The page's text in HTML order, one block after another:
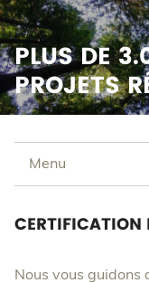
PLUS DE
PROJETS
Menu
CERTIFICATION
Nous vous guidons